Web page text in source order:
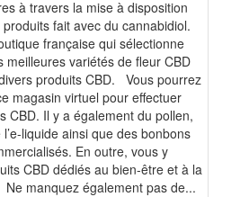
à travers la mise à disposition
produits fait avec du cannabidiol.
française qui sélectionne
meilleures variétés de fleur CBD
produits CBD. Vous pourrez
magasin virtuel pour effectuer
CBD. Il y a également du pollen,
liquide ainsi que des bonbons
En outre, vous y
CBD dédiés au bien-être et à la
manquez également pas de...